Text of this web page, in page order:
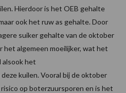
Hierdoor is het OEB gehalte
ook het ruw as gehalte. Door
suiker gehalte van de oktober
het algemeen moeilijker, wat het
alsook het
kuilen. Vooral bij de oktober
op boterzuursporen en is het